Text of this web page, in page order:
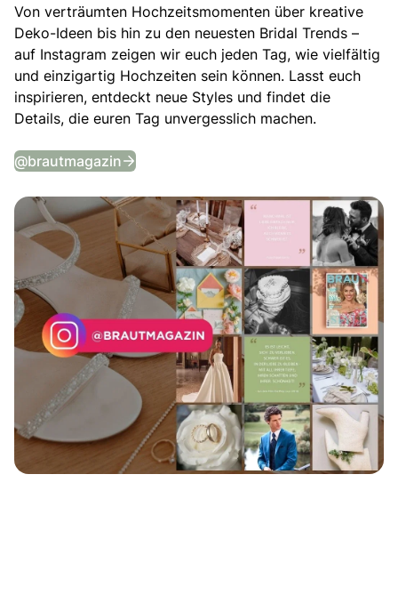
Von verträumten Hochzeitsmomenten über kreative
Deko-Ideen bis hin zu den neuesten Bridal Trends –
auf Instagram zeigen wir euch jeden Tag, wie vielfältig
und einzigartig Hochzeiten sein können. Lasst euch
inspirieren, entdeckt neue Styles und findet die
Details, die euren Tag unvergesslich machen.
@brautmagazin Tägliche Wedding Vibes auf Instagram